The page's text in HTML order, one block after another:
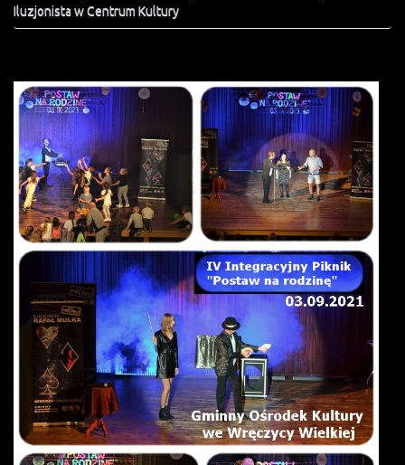
Iluzjonista w Centrum Kultury